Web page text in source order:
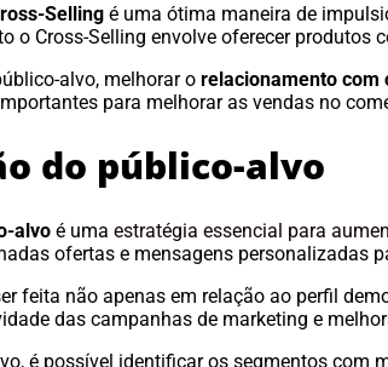
Selling é uma ótima maneira de
o Cross-Selling envolve oferecer
alvo, melhorar o relacionamento com
para melhorar as vendas no
do público-alvo
alvo é uma estratégia essencial para
ofertas e mensagens personalizadas
feita não apenas em relação ao perfil
das campanhas de marketing e
é possível identificar os segmentos com